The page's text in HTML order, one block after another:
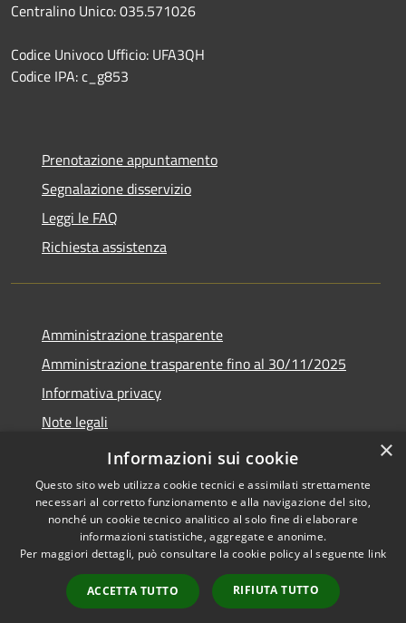
Centralino Unico: 035.571026
Codice Univoco Ufficio: UFA3QH
Codice IPA: c_g853
Prenotazione appuntamento
Segnalazione disservizio
Leggi le FAQ
Richiesta assistenza
Amministrazione trasparente
Amministrazione trasparente fino al 30/11/2025
Informativa privacy
Note legali
Dichiarazione di accessibilità
Accessibilità
Copyright © 2026 • Comune di
Ponteranica • Powered by
Municipium•
Accesso
redazione
×
Informazioni sui cookie
Questo sito web utilizza cookie tecnici e assimilati strettamente
necessari al corretto funzionamento e alla navigazione del sito,
nonché un cookie tecnico analitico al solo fine di elaborare
informazioni statistiche, aggregate e anonime.
Per maggiori dettagli, può consultare la cookie policy al seguente link
ACCETTA TUTTO RIFIUTA TUTTO